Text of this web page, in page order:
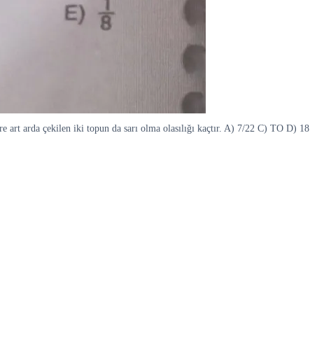
art arda çekilen iki topun da sarı olma olasılığı kaçtır. A) 7/22 C) TO D) 18